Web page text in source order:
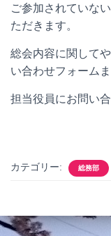
ご参加されていな
ただきます。
総会内容に関して
い合わせフォームま
担当役員にお問い
カテゴリー: 総務部